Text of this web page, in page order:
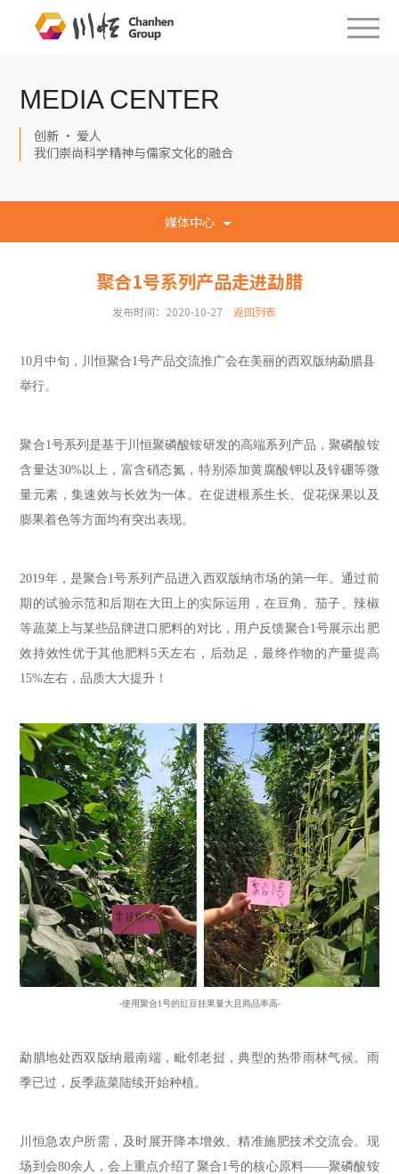
MEDIA CENTER
创新 · 爱人
我们崇尚科学精神与儒家文化的融合
媒体中心
聚合1号系列产品走进勐腊
发布时间：2020-10-27 返回列表
10月中旬 ， 川恒聚合1号产品交流推广会在美丽的西双版纳勐腊县
举行。
聚合1号系列是基于川恒聚磷酸铵研发的高端系列产品，聚磷酸铵
含量达30%以上，富含硝态氮，特别添加黄腐酸钾以及锌硼等微
量元素，集速效与长效为一体。在促进根系生长、促花保果以及
膨果着色等方面均有突出表现。
2019年，是聚合1号系列产品进入西双 版纳市场的第一年。通过前
期的试验示范和后期在大田上的实际运用，在豆角、茄子、辣椒
等蔬菜上与某些品牌进口肥料的对比 ， 用户反馈聚合1号展示出肥
效持效性优于其他肥料5天左右，后劲足，最终作物的产量提高
15%左右，品质大大提升！
-使用聚合1号的豇豆挂果量大且商品率高-
勐腊地处西双版纳最南端，毗邻老挝，典型的热带雨林气候。 雨
季已过，反季蔬菜陆续开始种植。
川恒急农户所需，及时展开降本增效、精准施肥技术交流会。现
场到会80余人，会上重点介绍了聚合1号的核心原料——聚磷酸铵